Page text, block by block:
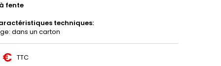
fente
techniques:
dans un carton
€ TTC